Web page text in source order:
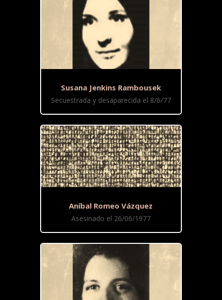
Susana Jenkins Rambousek
Secuestrada y desaparecida el 8/6/77
Aníbal Romeo Vázquez
Asesinado el 26/06/1977